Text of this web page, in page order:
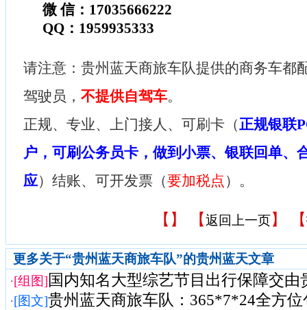
微 信：17035666222
QQ：1959935333
请注意：贵州蓝天商旅车队提供的商务车都
驾驶员， 不提供自驾车。
正规、专业、上门接人、可刷卡（正规银联
户，可刷公务员卡，做到小票、银联回单、
应）结账、可开发票（要加税点 ）。
【 】 【返回上一页】 【
更多关于“贵州蓝天商旅车队”的贵州蓝天文章
·[组图]国内知名大型综艺节目出行保障交由
·[图文]贵州蓝天商旅车队：365*7*24全方